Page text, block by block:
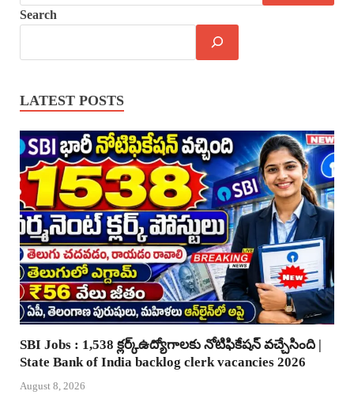
Search
LATEST POSTS
SBI Jobs : 1,538 క్లర్క్ఉద్యోగాలకు నోటిఫికేషన్ వచ్చేసింది |
State Bank of India backlog clerk vacancies 2026
August 8, 2026